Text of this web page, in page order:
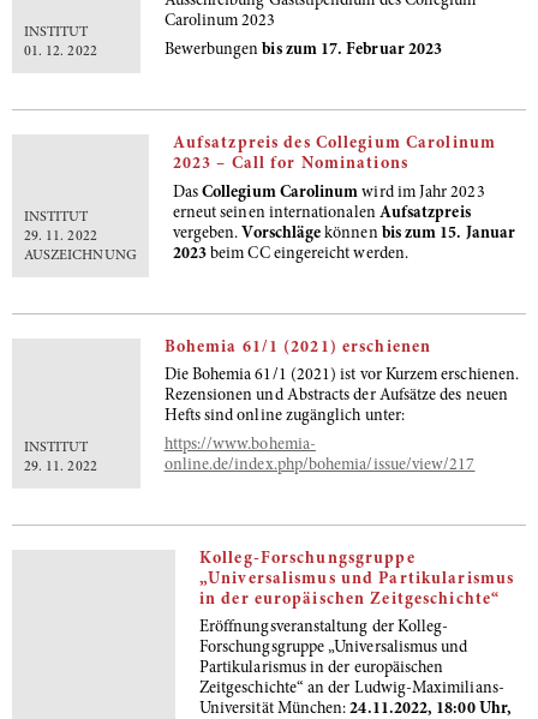
INSTITUT
01. 12. 2022
Carolinum 2023
Bewerbungen bis zum 17. Februar 2023
INSTITUT
29. 11. 2022
AUSZEICHNUNG
Aufsatzpreis des Collegium Carolinum
2023 – Call for Nominations
DasCollegium Carolinum wird im Jahr 2023
erneut seinen internationalen Aufsatzpreis
vergeben. Vorschlägekönnen bis zum 15. Januar
2023 beim CC eingereicht werden.
INSTITUT
29. 11. 2022
Bohemia 61/1 (2021) erschienen
Die Bohemia 61/1 (2021) ist vor Kurzem erschienen.
Rezensionen und Abstracts der Aufsätze des neuen
Hefts sind online zugänglich unter:
https://www.bohemia-
online.de/index.php/bohemia/issue/view/217
Kolleg-Forschungsgruppe
„Universalismus und Partikularismus
in der europäischen Zeitgeschichte“
Eröffnungsveranstaltung der Kolleg-
Forschungsgruppe „Universalismus und
Partikularismus in der europäischen
Zeitgeschichte“ an der Ludwig-Maximilians-
Universität München:24.11.2022, 18:00 Uhr,